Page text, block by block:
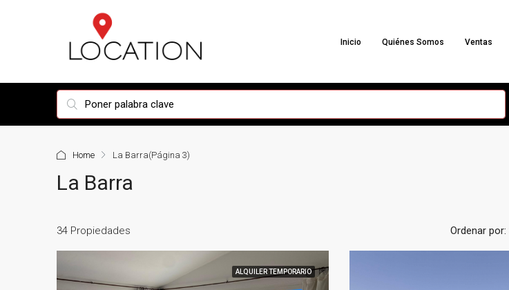
Inicio Quiénes Somos Ventas
Home La Barra(Página 3)
La Barra
34 Propiedades Ordenar por:
ALQUILER TEMPORARIO